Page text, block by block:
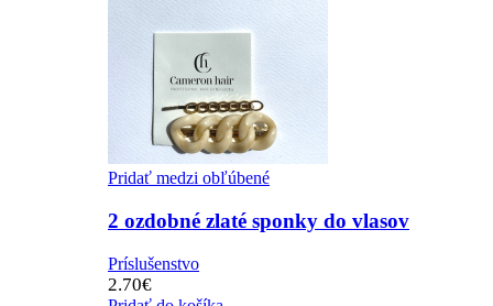
Pridať medzi obľúbené
2 ozdobné zlaté sponky do vlasov
Príslušenstvo
2.70€